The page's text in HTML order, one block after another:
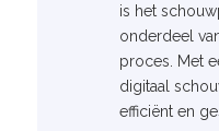
is het
onderdeel
proces. Met
digitaal
efficiënt en